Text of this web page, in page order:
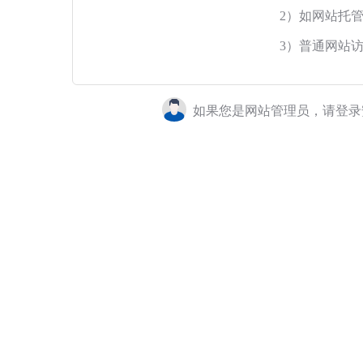
2）如网站托
3）普通网站
如果您是网站管理员，请登